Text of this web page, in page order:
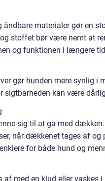
materialer gør en
stoffet bør være nemt at
og funktionen i længere
gør hunden mere synlig i
sigtbarheden kan være
sig til at gå med
når dækkenet tages af
for både hund og
af med en klud eller